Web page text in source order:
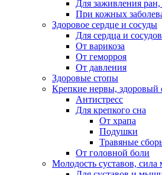
Для заживления
При кожных
Здоровое сердце и сосуды
Для сердца и сосудов
От варикоза
От геморроя
От давления
Здоровые стопы
Крепкие нервы, здоровый
Антистресс
Для крепкого сна
От храпа
Подушки
Травяные
От головной боли
Молодость суставов,